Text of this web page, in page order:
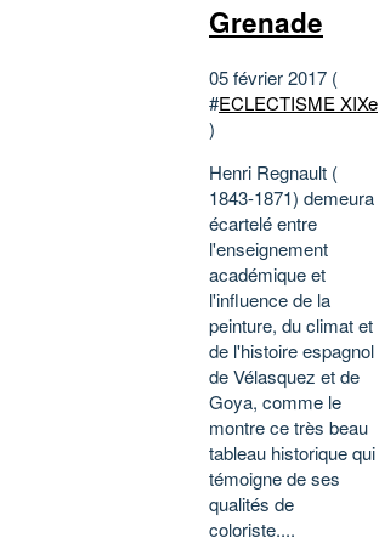
Grenade
05 février 2017 (
#ECLECTISME XIXe
)
Henri Regnault (
1843-1871) demeura
écartelé entre
l'enseignement
académique et
l'influence de la
peinture, du climat et
de l'histoire espagnol
de Vélasquez et de
Goya, comme le
montre ce très beau
tableau historique qui
témoigne de ses
qualités de
coloriste....